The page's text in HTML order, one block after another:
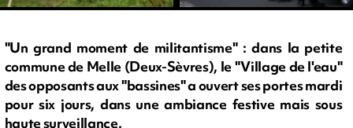
"Un grand moment de militantisme" : dans la petite
commune de Melle (Deux-Sèvres), le "Village de l'eau"
des opposants aux "bassines" a ouvert ses portes mardi
pour six jours, dans une ambiance festive mais sous
haute surveillance.